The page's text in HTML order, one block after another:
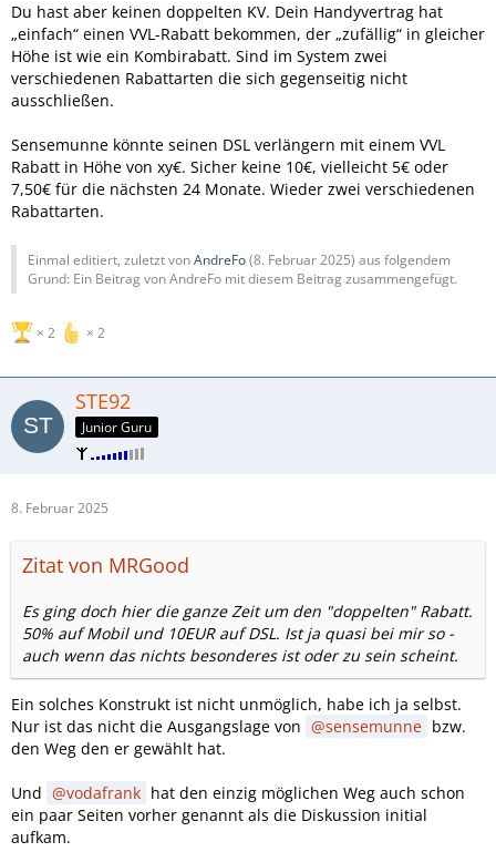
Du hast aber keinen doppelten KV. Dein Handyvertrag hat
„einfach“ einen VVL-Rabatt bekommen, der „zufällig“ in gleicher
Höhe ist wie ein Kombirabatt. Sind im System zwei
verschiedenen Rabattarten die sich gegenseitig nicht
ausschließen.
Sensemunne könnte seinen DSL verlängern mit einem VVL
Rabatt in Höhe von xy€. Sicher keine 10€, vielleicht 5€ oder
7,50€ für die nächsten 24 Monate. Wieder zwei verschiedenen
Rabattarten.
Einmal editiert, zuletzt vonAndreFo(8. Februar 2025) aus folgendem
Grund: Ein Beitrag von AndreFo mit diesem Beitrag zusammengefügt.
2 2
STE92
Junior Guru
8. Februar 2025
Zitat von MRGood
Es ging doch hier die ganze Zeit um den "doppelten" Rabatt.
50% auf Mobil und 10EUR auf DSL. Ist ja quasi bei mir so -
auch wenn das nichts besonderes ist oder zu sein scheint.
Ein solches Konstrukt ist nicht unmöglich, habe ich ja selbst.
Nur ist das nicht die Ausgangslage von
sensemunne bzw.
den Weg den er gewählt hat.
Und vodafrank hat den einzig möglichen Weg auch schon
ein paar Seiten vorher genannt als die Diskussion initial
aufkam.